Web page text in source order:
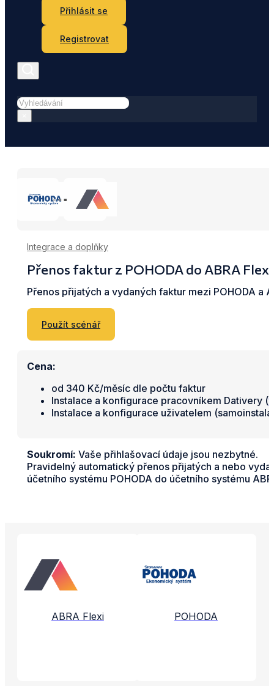
Přihlásit se
Registrovat
Hledat
Integrace a doplňky
Přenos faktur z POHODA do ABRA Flexi
Přenos přijatých a vydaných faktur mezi POHODA a
Použít scénář
Cena:
od 340 Kč/měsíc dle počtu faktur
Instalace a konfigurace pracovníkem Dativery (
Instalace a konfigurace uživatelem
Soukromí: Vaše přihlašovací údaje jsou nezbytné.
Pravidelný automatický přenos přijatých a nebo
účetního systému POHODA do účetního systému
ABRA Flexi POHODA